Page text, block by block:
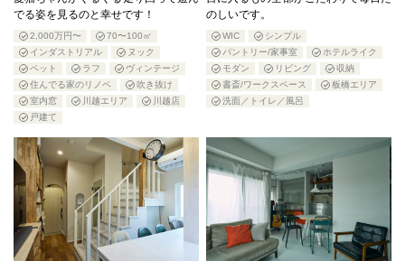
でる姿を見るのと幸せです！
2,000万円〜
70〜100㎡
インダストリアル
ヌック
ペット
ラフ
ヴィンテージ
住んでる家のリノベ
吹き抜け
室内窓
川越エリア
川越店
戸建て
のしいです。
WIC
シンプル
パントリー/家事室
ホテルライク
モダン
リビング
収納
書斎/ワークスペース
板橋エリア
洗面／トイレ／風呂